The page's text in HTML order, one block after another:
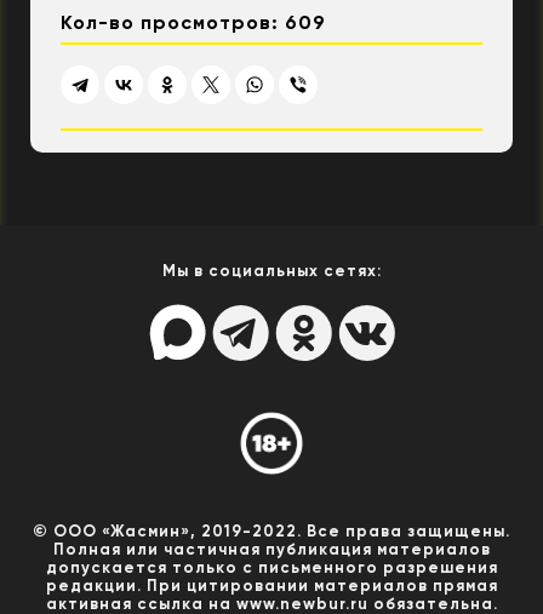
Кол-во просмотров: 609
Мы в социальных сетях:
© ООО «Жасмин», 2019-2022. Все права защищены.
Полная или частичная публикация материалов
допускается только с письменного разрешения
редакции. При цитировании материалов прямая
активная ссылка на www.newbur.ru обязательна.